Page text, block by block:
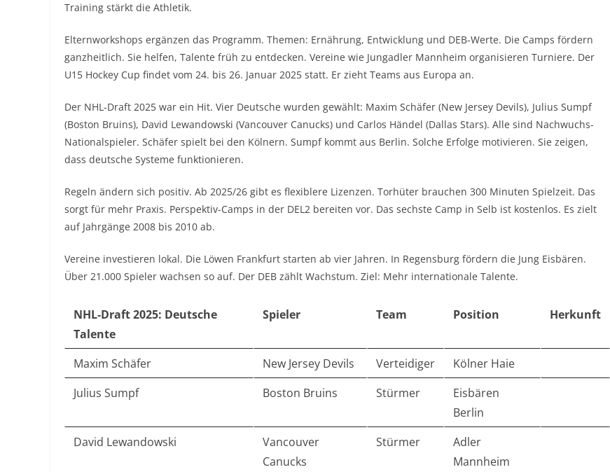
Training stärkt die Athletik.
Elternworkshops ergänzen das Programm. Themen: Ernährung, Entwicklung und DEB-Werte. Die Camps fördern
ganzheitlich. Sie helfen, Talente früh zu entdecken. Vereine wie Jungadler Mannheim organisieren Turniere. Der
U15 Hockey Cup findet vom 24. bis 26. Januar 2025 statt. Er zieht Teams aus Europa an.
Der NHL-Draft 2025 war ein Hit. Vier Deutsche wurden gewählt: Maxim Schäfer (New Jersey Devils), Julius Sumpf
(Boston Bruins), David Lewandowski (Vancouver Canucks) und Carlos Händel (Dallas Stars). Alle sind Nachwuchs-
Nationalspieler. Schäfer spielt bei den Kölnern. Sumpf kommt aus Berlin. Solche Erfolge motivieren. Sie zeigen,
dass deutsche Systeme funktionieren.
Regeln ändern sich positiv. Ab 2025/26 gibt es flexiblere Lizenzen. Torhüter brauchen 300 Minuten Spielzeit. Das
sorgt für mehr Praxis. Perspektiv-Camps in der DEL2 bereiten vor. Das sechste Camp in Selb ist kostenlos. Es zielt
auf Jahrgänge 2008 bis 2010 ab.
Vereine investieren lokal. Die Löwen Frankfurt starten ab vier Jahren. In Regensburg fördern die Jung Eisbären.
Über 21.000 Spieler wachsen so auf. Der DEB zählt Wachstum. Ziel: Mehr internationale Talente.
NHL-Draft 2025: Deutsche
Talente
Spieler Team Position Herkunft
Maxim Schäfer New Jersey Devils Verteidiger
Kölner Haie
Julius Sumpf
Boston Bruins Stürmer
Eisbären
Berlin
David Lewandowski
Vancouver
Canucks
Stürmer
Adler
Mannheim